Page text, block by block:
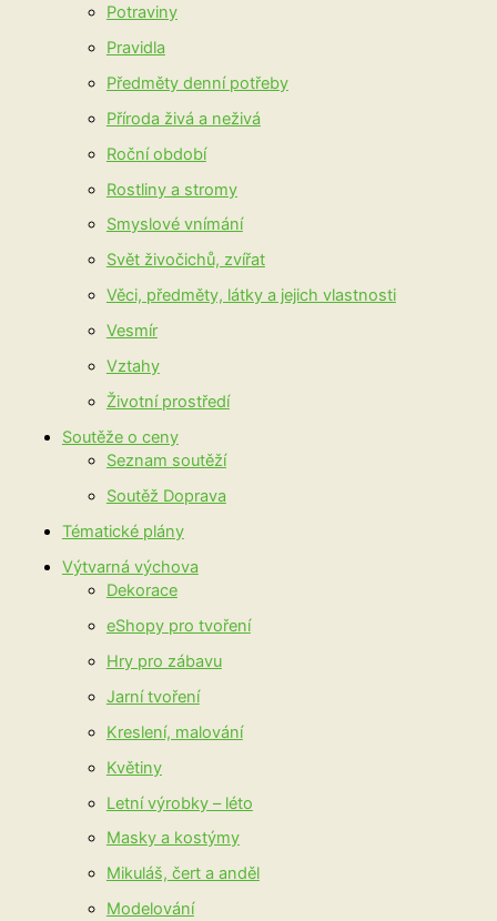
Potraviny
Pravidla
Předměty denní potřeby
Příroda živá a neživá
Roční období
Rostliny a stromy
Smyslové vnímání
Svět živočichů, zvířat
Věci, předměty, látky a jejich vlastnosti
Vesmír
Vztahy
Životní prostředí
Soutěže o ceny
Seznam soutěží
Soutěž Doprava
Tématické plány
Výtvarná výchova
Dekorace
eShopy pro tvoření
Hry pro zábavu
Jarní tvoření
Kreslení, malování
Květiny
Letní výrobky – léto
Masky a kostýmy
Mikuláš, čert a anděl
Modelování